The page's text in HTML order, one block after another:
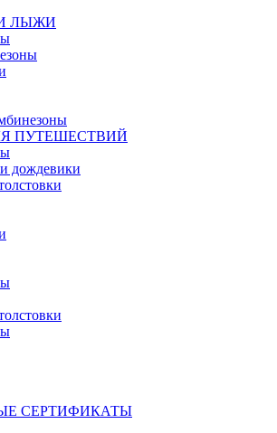
ЛЫЖИ
ПУТЕШЕСТВИЙ
дождевики
СЕРТИФИКАТЫ